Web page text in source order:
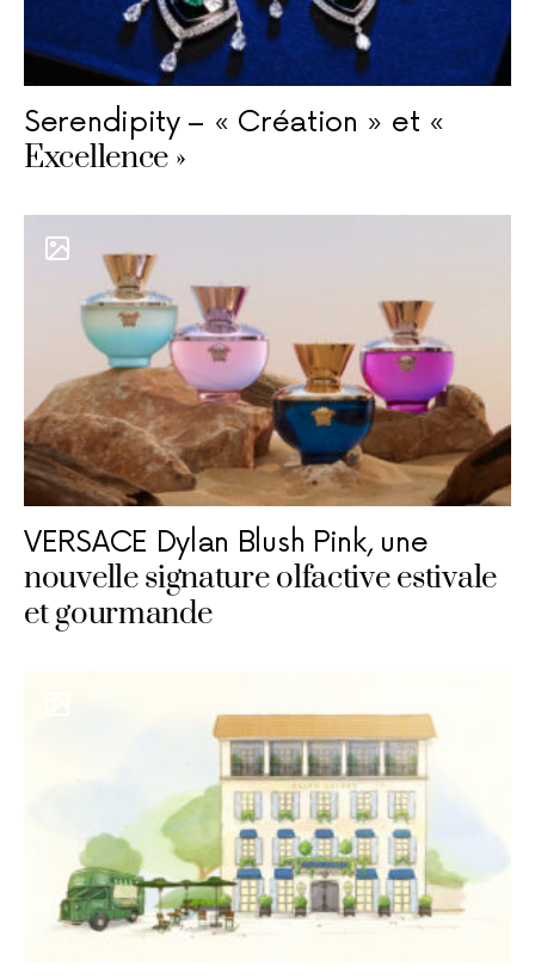
Serendipity – « Création » et «
Excellence »
VERSACE Dylan Blush Pink, une
nouvelle signature olfactive estivale
et gourmande